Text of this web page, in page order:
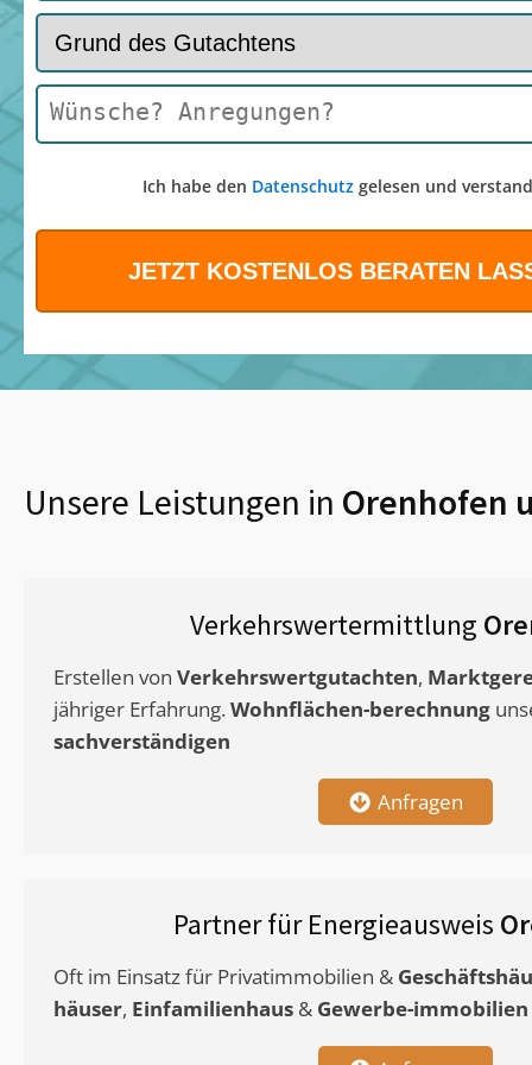
Ich habe den Datenschutzgelesen und
Unsere Leistungen in Orenhofen
Verkehrswertermittlung
Erstellen von Verkehrswertgutachten,
jähriger Erfahrung. Wohnflächen-berechnung
sachverständigen
Anfragen
Partner für Energieausweis
Oft im Einsatz für Privatimmobilien &
häuser, Einfamilienhaus & Gewerbe-immobilien